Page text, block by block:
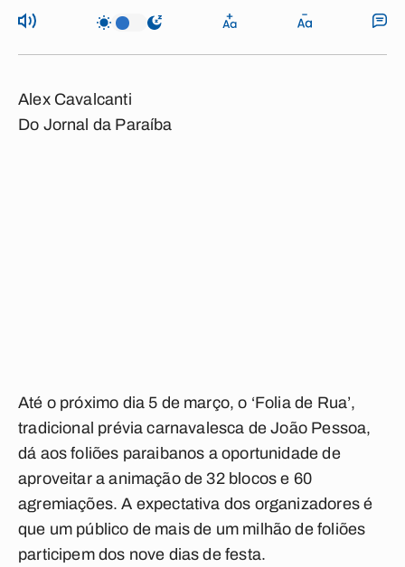
Alex Cavalcanti
Do Jornal da Paraíba
Até o próximo dia 5 de março, o ‘Folia de Rua’,
tradicional prévia carnavalesca de João Pessoa,
dá aos foliões paraibanos a oportunidade de
aproveitar a animação de 32 blocos e 60
agremiações. A expectativa dos organizadores é
que um público de mais de um milhão de foliões
participem dos nove dias de festa.